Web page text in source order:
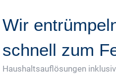
Wir
schnell zum
Haushaltsauflösungen